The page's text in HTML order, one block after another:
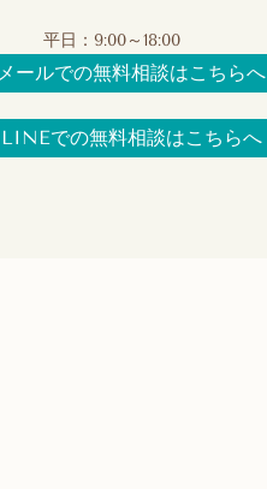
平日：9:00～18:00
メールでの無料相談はこちらへ
LINEでの無料相談はこちらへ